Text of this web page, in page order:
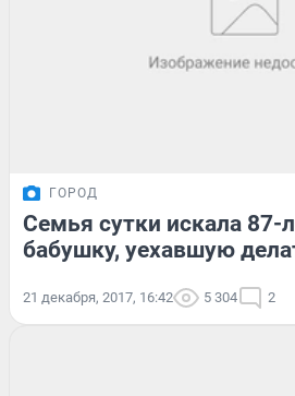
ГОРОД
Семья сутки искала
бабушку, уехавшую
21 декабря, 2017, 16:42 5 304 2